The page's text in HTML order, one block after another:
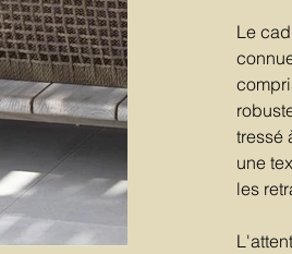
Le
tressé
une
les